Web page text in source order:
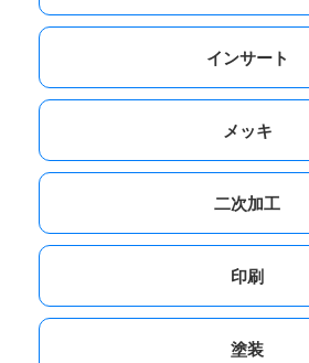
インサート
メッキ
二次加工
印刷
塗装